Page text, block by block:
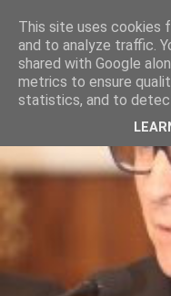
This site uses cookies
and to analyze traffic.
shared with Google
metrics to ensure
statistics, and to